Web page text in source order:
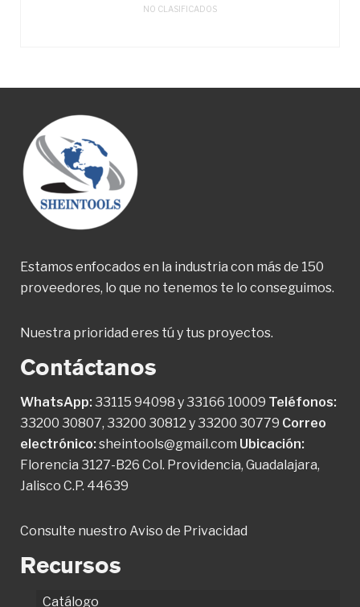
NO CLASIFICADOS
Estamos enfocados en la industria con más de 150
proveedores, lo que no tenemos te lo conseguimos.
Nuestra prioridad eres tú y tus proyectos.
Contáctanos
WhatsApp: 33115 94098 y33166 10009 Teléfonos:
33200 30807, 33200 30812 y33200 30779 Correo
electrónico: sheintools@gmail.com Ubicación:
Florencia 3127-B26 Col. Providencia, Guadalajara,
Jalisco C.P. 44639
Consulte nuestro Aviso de Privacidad
Recursos
Catálogo